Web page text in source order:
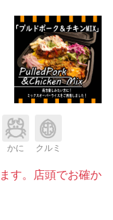
かに クルミ
す。店頭でお確か